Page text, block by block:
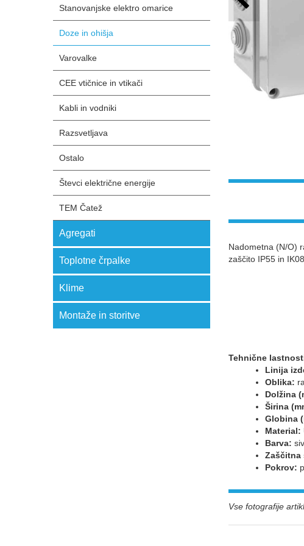
Stanovanjske elektro omarice
Doze in ohišja
Varovalke
CEE vtičnice in vtikači
Kabli in vodniki
Razsvetljava
Ostalo
Števci električne energije
TEM Čatež
Agregati
Toplotne črpalke
Klime
Montaže in storitve
Nadometna (N/O)
zaščito IP55 in
Tehnične
Linija
Oblika:
Dolžina
Širina
Globina
Material:
Barva:
Zaščitna
Pokrov:
Vse fotografije